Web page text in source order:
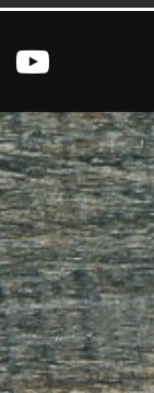
10890471005 Witaly
4/4/2011 – Tutti i diritti